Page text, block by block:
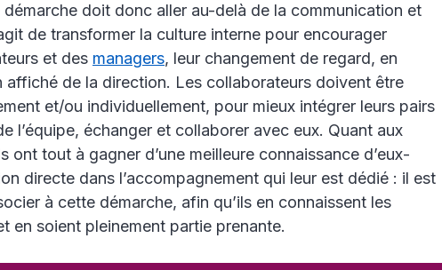
démarche doit donc aller au-delà de la communication et
de transformer la culture interne pour encourager
et des managers, leur changement de regard, en
affiché de la direction. Les collaborateurs doivent être
et/ou individuellement, pour mieux intégrer leurs pairs
l’équipe, échanger et collaborer avec eux. Quant aux
ont tout à gagner d’une meilleure connaissance d’eux-
directe dans l’accompagnement qui leur est dédié : il est
à cette démarche, afin qu’ils en connaissent les
en soient pleinement partie prenante.